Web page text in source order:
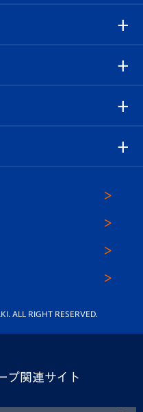
イド
ALL RIGHT RESERVED.
プ関連サイト